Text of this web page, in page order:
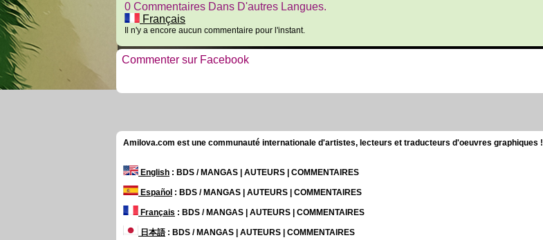
0 Commentaires Dans D'autres Langues.
Français
Il n'y a encore aucun commentaire pour l'instant.
Commenter sur Facebook
Amilova.com est une communauté internationale d'artistes, lecteurs et traducteurs d'oeuvres graphiques !
English : BDS / MANGAS | AUTEURS | COMMENTAIRES
Español : BDS / MANGAS | AUTEURS | COMMENTAIRES
Français : BDS / MANGAS | AUTEURS | COMMENTAIRES
日本語: BDS / MANGAS | AUTEURS | COMMENTAIRES